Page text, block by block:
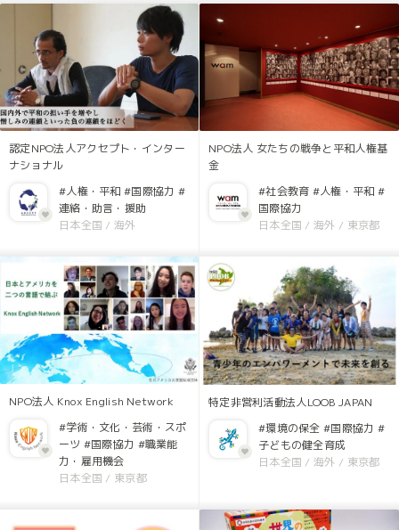
認定NPO法人アクセプト・インター
ナショナル
#人権・平和 #国際協力 #
連絡・助言・援助
日本全国 / 海外
NPO法人 女たちの戦争と平和人権基
金
#社会教育 #人権・平和 #
国際協力
日本全国 / 海外 / 東京都
NPO法人 Knox English Network
#学術・文化・芸術・スポ
ーツ #国際協力 #職業能
力・雇用機会
日本全国 / 東京都
特定非営利活動法人LOOB JAPAN
#環境の保全 #国際協力 #
子どもの健全育成
日本全国 / 海外 / 東京都